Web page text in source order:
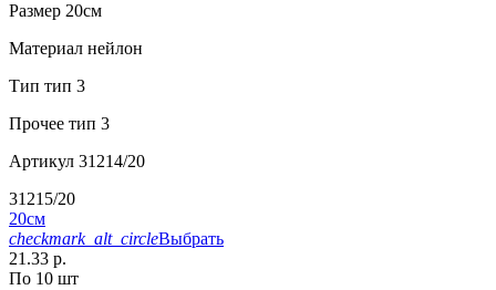
Размер 20см
Материал нейлон
Тип тип 3
Прочее тип 3
Артикул 31214/20
31215/20
20см
checkmark_alt_circleВыбрать
21.33 р.
По 10 шт